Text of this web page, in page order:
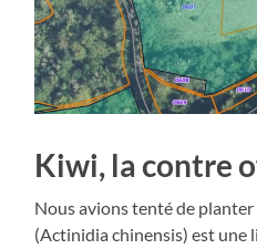
Kiwi, la contre
Nous avions tenté de
(Actinidia chinensis) est une